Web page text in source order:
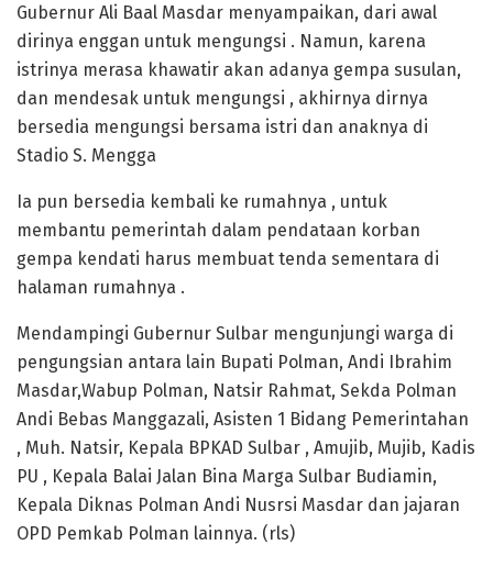
Gubernur Ali Baal Masdar menyampaikan, dari awal
dirinya enggan untuk mengungsi . Namun, karena
istrinya merasa khawatir akan adanya gempa susulan,
dan mendesak untuk mengungsi , akhirnya dirnya
bersedia mengungsi bersama istri dan anaknya di
Stadio S. Mengga
Ia pun bersedia kembali ke rumahnya , untuk
membantu pemerintah dalam pendataan korban
gempa kendati harus membuat tenda sementara di
halaman rumahnya .
Mendampingi Gubernur Sulbar mengunjungi warga di
pengungsian antara lain Bupati Polman, Andi Ibrahim
Masdar,Wabup Polman, Natsir Rahmat, Sekda Polman
Andi Bebas Manggazali, Asisten 1 Bidang Pemerintahan
, Muh. Natsir, Kepala BPKAD Sulbar , Amujib, Mujib, Kadis
PU , Kepala Balai Jalan Bina Marga Sulbar Budiamin,
Kepala Diknas Polman Andi Nusrsi Masdar dan jajaran
OPD Pemkab Polman lainnya. (rls)